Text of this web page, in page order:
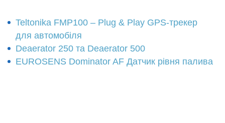
Teltonika FMP100 – Plug & Play GPS-трекер
для автомобіля
Deaerator 250 та Deaerator 500
EUROSENS Dominator AF Датчик рівня палива